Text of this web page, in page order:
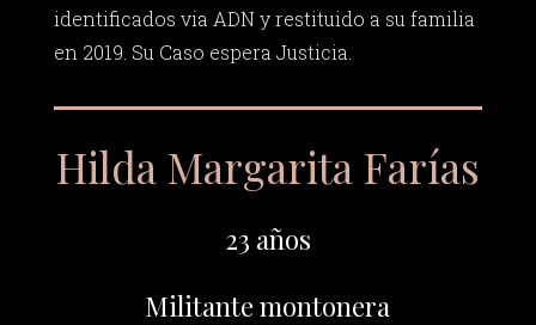
identificados via ADN y restituido a su familia
en 2019. Su Caso espera Justicia.
Hilda Margarita Farías
23 años
Militante montonera